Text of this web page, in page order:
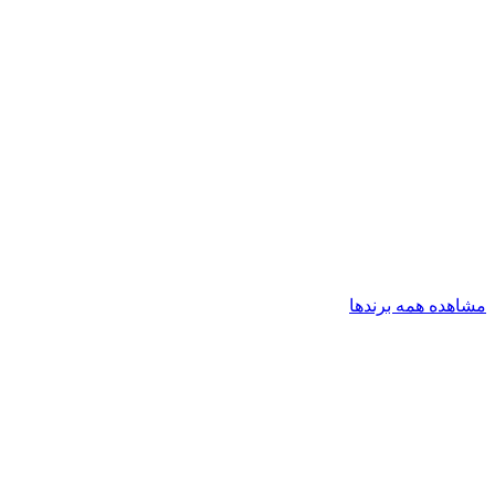
مشاهده همه برندها